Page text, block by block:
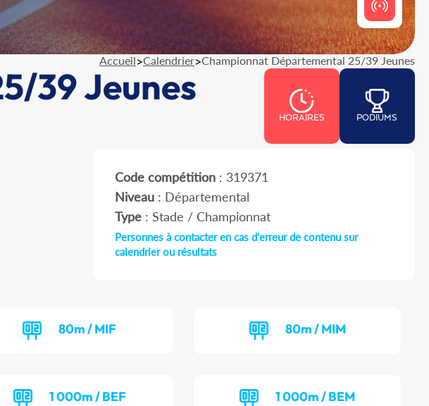
Accueil>Calendrier>Championnat Départemental 25/39 Jeunes
39 Jeunes
HORAIRES PODIUMS
Code compétition: 319371
Niveau: Départemental
Type: Stade / Championnat
Personnes à contacter en cas d'erreur de contenu sur
calendrier ou résultats
80m / MIF 80m / MIM
1 000m / BEF 1 000m / BEM